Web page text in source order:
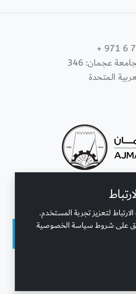
لتعزيز تجربة المستخدم.
على شروط سياسة الخصوصية
+ 971 6
عجمان: 346
المتحدة
معنا
2001 - 2026
2026